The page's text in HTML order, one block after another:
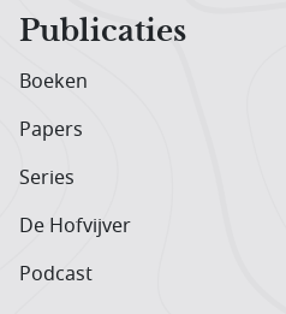
Publicaties
Boeken
Papers
Series
De Hofvijver
Podcast